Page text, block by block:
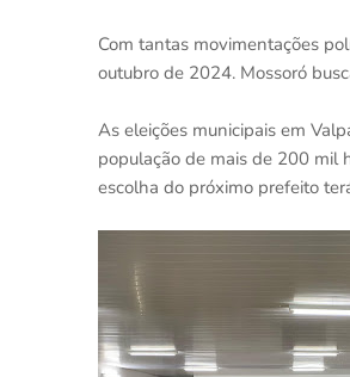
Com tantas movimentações
outubro de 2024. Mossoró
As eleições municipais em
população de mais de 200 mil
escolha do próximo prefeito